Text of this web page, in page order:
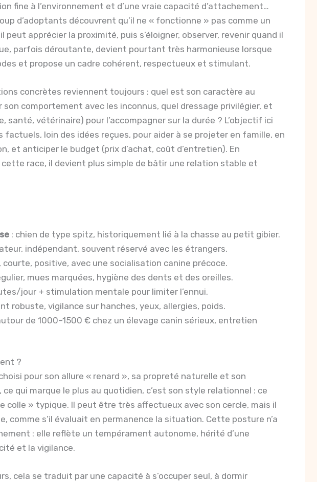
fine à l’environnement et d’une vraie capacité d’attachement…
d’adoptants découvrent qu’il ne « fonctionne » pas comme un
apprécier la proximité, puis s’éloigner, observer, revenir quand il
parfois déroutante, devient pourtant très harmonieuse lorsque
et propose un cadre cohérent, respectueux et stimulant.
concrètes reviennent toujours : quel est son caractère au
comportement avec les inconnus, quel dressage privilégier, et
santé, vétérinaire) pour l’accompagner sur la durée ? L’objectif ici
factuels, loin des idées reçues, pour aider à se projeter en famille, en
et anticiper le budget (prix d’achat, coût d’entretien). En
race, il devient plus simple de bâtir une relation stable et
: chien de type spitz, historiquement lié à la chasse au petit gibier.
indépendant, souvent réservé avec les étrangers.
courte, positive, avec une socialisation canine précoce.
mues marquées, hygiène des dents et des oreilles.
jour + stimulation mentale pour limiter l’ennui.
robuste, vigilance sur hanches, yeux, allergies, poids.
de 1000–1500 € chez un élevage canin sérieux, entretien
?
pour son allure « renard », sa propreté naturelle et son
qui marque le plus au quotidien, c’est son style relationnel : ce
colle » typique. Il peut être très affectueux avec son cercle, mais il
comme s’il évaluait en permanence la situation. Cette posture n’a
: elle reflète un tempérament autonome, hérité d’une
et la vigilance.
cela se traduit par une capacité à s’occuper seul, à dormir